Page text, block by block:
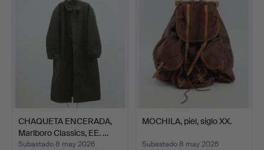
CHAQUETA ENCERADA,
Marlboro Classics, EE. …
Subastado 8 may 2026
MOCHILA, piel, siglo XX.
Subastado 8 may 2026